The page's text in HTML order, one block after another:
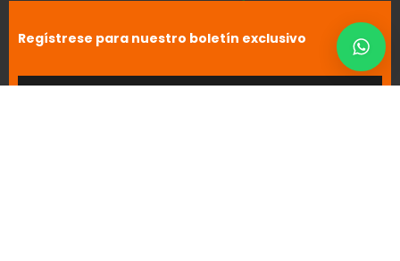
Regístrese para nuestro boletín exclusivo